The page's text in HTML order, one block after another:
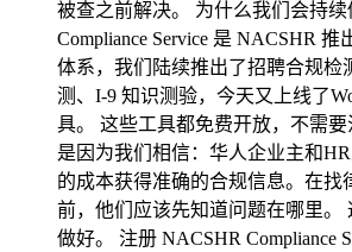
被查之前解决。 为什么我们会持
Compliance Service 是 NACSHR
体系，我们陆续推出了招聘合规检
测、I-9 知识测验，今天又上线了
具。 这些工具都免费开放，不需要
是因为我们相信：华人企业主和
的成本获得准确的合规信息。在找
前，他们应该先知道问题在哪里。
做好。 注册 NACSHR Compliance